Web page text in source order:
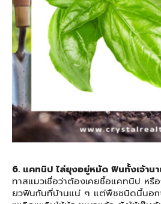
6. แคทนิป ไล่ยุงอยู่หมัด ฟินทั้งเจ้านา
ทาสแมวเชื่อว่าต้องเคยซื้อแคทนิป หรือ
ยวฟินกันที่บ้านแน่ ๆ แต่พืชชนิดนี้นอก